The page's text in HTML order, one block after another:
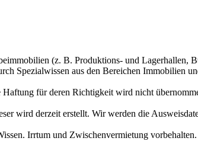
(z. B. Produktions- und Lagerhallen,
Spezialwissen aus den Bereichen Immobilien
für deren Richtigkeit wird nicht
wird derzeit erstellt. Wir werden die
Irrtum und Zwischenvermietung